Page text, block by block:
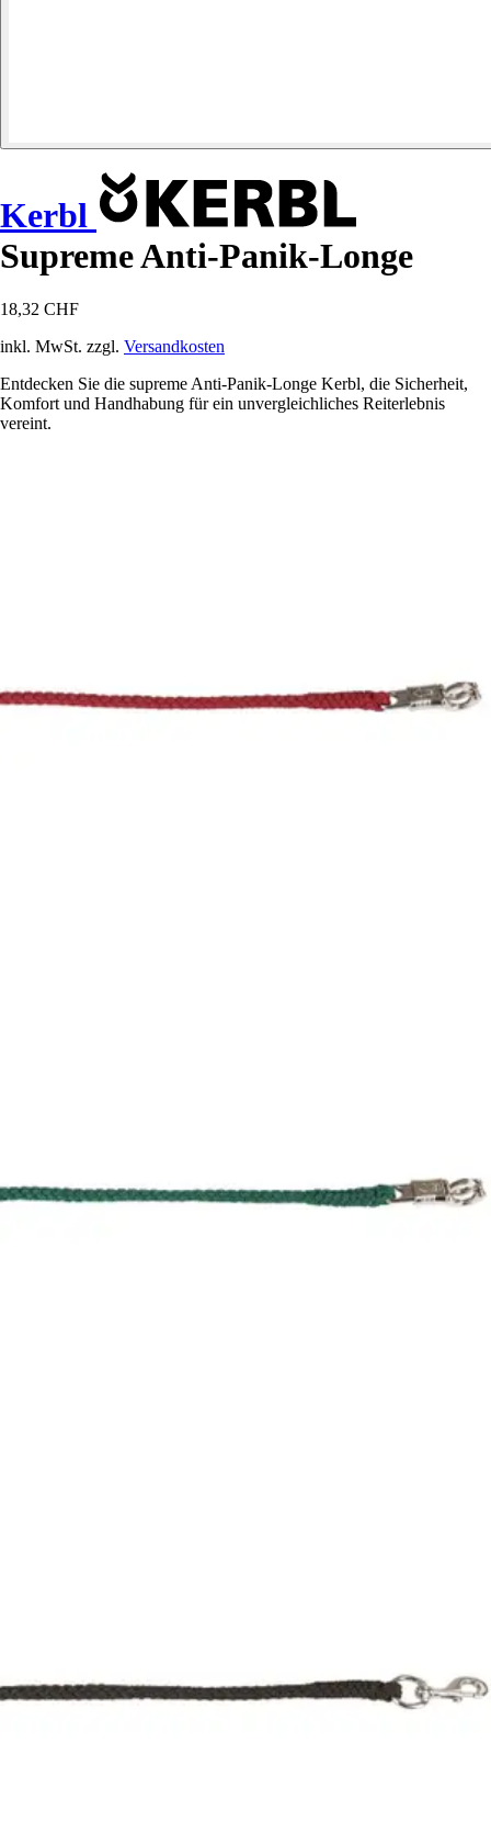
Kerbl
Supreme Anti-Panik-Longe
18,32 CHF
inkl. MwSt. zzgl. Versandkosten
Entdecken Sie die supreme Anti-Panik-Longe Kerbl, die Sicherheit,
Komfort und Handhabung für ein unvergleichliches Reiterlebnis
vereint.